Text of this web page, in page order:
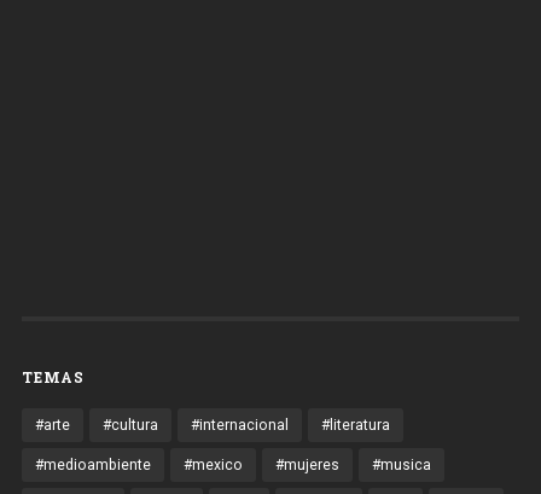
TEMAS
#arte #cultura #internacional #literatura
#medioambiente #mexico #mujeres #musica